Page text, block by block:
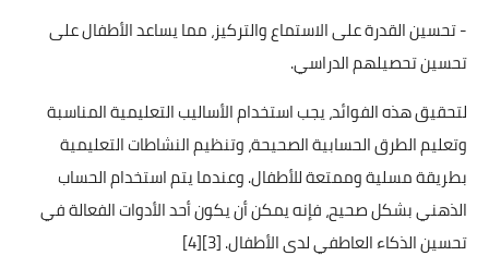
- تحسين القدرة على الاستماع والتركيز، مما يساعد الأطفال على
تحسين تحصيلهم الدراسي.
لتحقيق هذه الفوائد، يجب استخدام الأساليب التعليمية المناسبة
وتعليم الطرق الحسابية الصحيحة، وتنظيم النشاطات التعليمية
بطريقة مسلية وممتعة للأطفال. وعندما يتم استخدام الحساب
الذهني بشكل صحيح، فإنه يمكن أن يكون أحد الأدوات الفعالة في
تحسين الذكاء العاطفي لدى الأطفال.[3]
[4]